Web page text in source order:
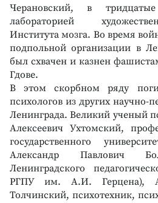
Черановский, в
лабораторией
Института мозга. Во время
подпольной организации в
был схвачен и казнен
Гдове.
В этом скорбном ряду
психологов из других научно-
Ленинграда. Великий ученый
Алексеевич Ухтомский,
государственного
Александр Павлович
Ленинградского
РГПУ им. А.И. Герцена),
Толчинский, психотехник,